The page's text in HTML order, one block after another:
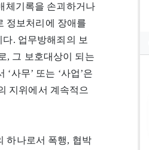
체기록을 손괴하거나
정보처리에 장애를
. 업무방해죄의 보
, 그 보호대상이 되는
사무’ 또는 ‘사업’은
지위에서 계속적으
하나로서 폭행, 협박